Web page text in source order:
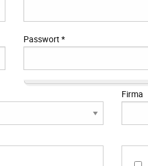
Passwort*
Firma